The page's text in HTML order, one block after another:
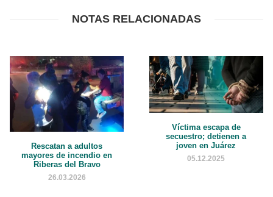
NOTAS RELACIONADAS
Rescatan a adultos
mayores de incendio en
Riberas del Bravo
26.03.2026
Víctima escapa de
secuestro; detienen a
joven en Juárez
05.12.2025